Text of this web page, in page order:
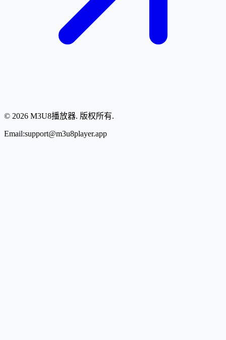
© 2026 M3U8播放器. 版权所有.
Email:support@m3u8player.app